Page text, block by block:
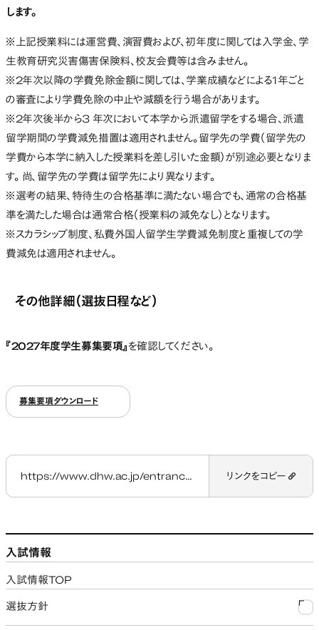
します。
※上記授業料には運営費、演習費および、初年度に関しては入学金、学
生教育研究災害傷害保険料、校友会費等は含みません。
※2年次以降の学費免除金額に関しては、学業成績などによる1年ごと
の審査により学費免除の中止や減額を行う場合があります。
※2年次後半から3 年次において本学から派遣留学をする場合、派遣
留学期間の学費減免措置は適用されません。留学先の学費（留学先の
学費から本学に納入した授業料を差し引いた金額）が別途必要となりま
す。 尚、留学先の学費は留学先により異なります。
※選考の結果、特待生の合格基準に満たない場合でも、通常の合格基
準を満たした場合は通常合格（授業料の減免なし）となります。
※スカラシップ制度、私費外国人留学生学費減免制度と重複しての学
費減免は適用されません。
その他詳細（選抜日程など）
『2027年度学生募集要項』 を確認してください。
募集要項ダウンロード
https://www.dhw.ac.jp/entrance/ippan/b/ リンクをコピー
入試情報
入試情報TOP
選抜方針